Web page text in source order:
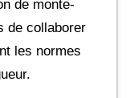
de monte-
de collaborer
les normes